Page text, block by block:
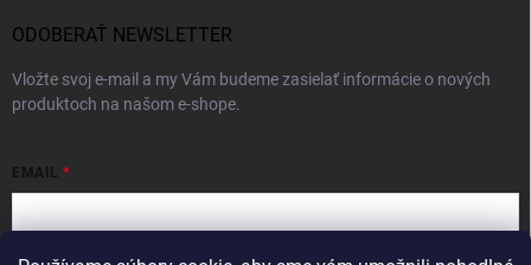
ODOBERAŤ NEWSLETTER
Vložte svoj e-mail a my Vám budeme zasielať informácie o nových
produktoch na našom e-shope.
EMAIL